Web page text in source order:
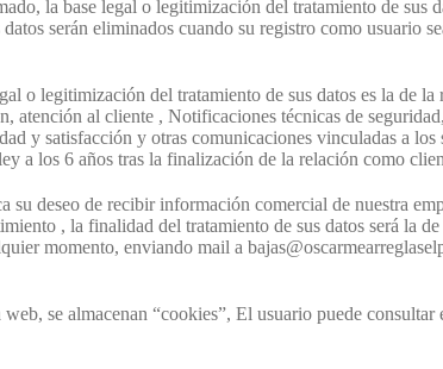
la base legal o legitimización del tratamiento de sus
serán eliminados cuando su registro como
o legitimización del tratamiento de sus datos es la de
atención al cliente , Notificaciones técnicas de
y satisfacción y otras comunicaciones vinculadas a
a los 6 años tras la finalización de la relación como
su deseo de recibir información comercial de nuestra
, la finalidad del tratamiento de sus datos será la
momento, enviando mail a
se almacenan “cookies”, El usuario puede